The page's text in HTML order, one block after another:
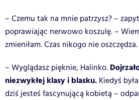
– Czemu tak na mnie patrzysz? –
poprawiając nerwowo koszulę. –
zmieniłam. Czas nikogo nie oszczędza.
– Wyglądasz pięknie, Halinko.
niezwykłej klasy i blasku. Kiedyś
dziś jesteś fascynującą kobietą –